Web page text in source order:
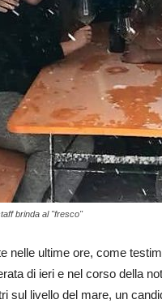
brinda al "fresco"
nelle ultime ore, come
di ieri e nel corso della
sul livello del mare, un